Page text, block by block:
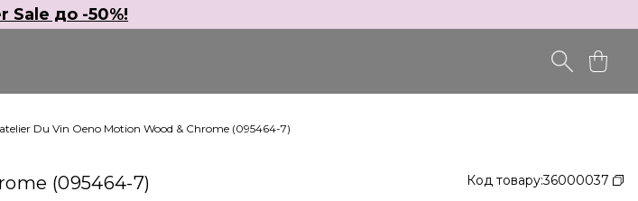
Sale до -50%!
Du Vin Oeno Motion Wood & Chrome (095464-7)
(095464-7) Код товару:36000037